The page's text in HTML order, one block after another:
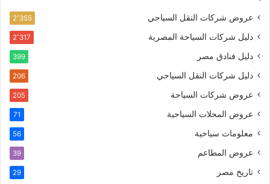
عروض شركات النقل السياحي 2٬355
دليل شركات السياحة المصرية 2٬317
دليل فنادق مصر 399
دليل شركات النقل السياحي 206
عروض شركات السياحة 205
عروض المحلات السياحية 71
معلومات سياحية 56
عروض المطاعم 39
تاريخ مصر 29